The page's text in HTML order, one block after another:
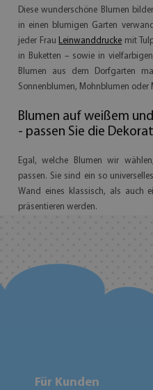
Diese wunderschöne Blumen
in einen blumigen Garten
jeder Frau Leinwanddrucke mit
in Buketten – sowie in
Blumen aus dem Dorfgarten
Sonnenblumen, Mohnblumen oder
Blumen auf weißem
- passen Sie die
Egal, welche Blumen wir
passen. Sie sind ein so
Wand eines klassisch, als auch
präsentieren werden.
Für Kunden